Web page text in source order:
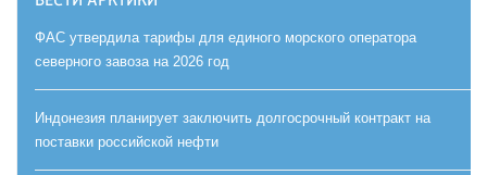
ФАС утвердила тарифы для единого морского оператора
северного завоза на 2026 год
Индонезия планирует заключить долгосрочный контракт на
поставки российской нефти